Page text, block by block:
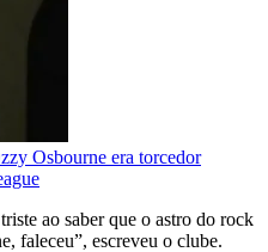
Osbourne era torcedor
ao saber que o astro do rock
faleceu”, escreveu o clube.